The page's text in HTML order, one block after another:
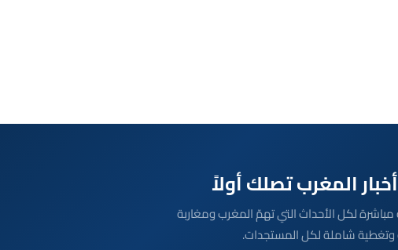
لكم متابعة مباشرة لكل الأحداث التي تهمّ المغرب ومغاربة
وتغطية شاملة لكل المستجدات.